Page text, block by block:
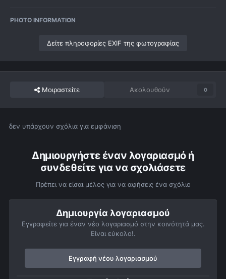
PHOTO INFORMATION
Δείτε πληροφορίες EXIF της φωτογραφίας
Μοιραστείτε Ακολουθούν 0
δεν υπάρχουν σχόλια για εμφάνιση
Δημιουργήστε έναν λογαριασμό ή
συνδεθείτε για να σχολιάσετε
Πρέπει να είσαι μέλος για να αφήσεις ένα σχόλιο
Δημιουργία λογαριασμού
Εγγραφείτε για έναν νέο λογαριασμό στην κοινότητά μας.
Είναι εύκολο!.
Εγγραφή νέου λογαριασμού